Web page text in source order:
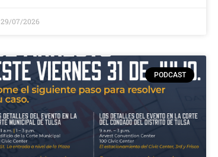
29/07/2026
PODCAST